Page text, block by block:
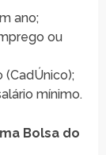
ano;
ou
(CadÚnico);
mínimo.
Bolsa do